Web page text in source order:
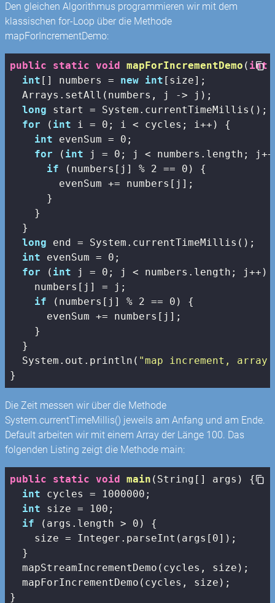
Den gleichen Algorithmus programmieren wir mit dem
klassischen for-Loop über die Methode
mapForIncrementDemo:
public static void mapForIncrementDemo ( int
int [] numbers = new int [size];
  Arrays.setAll(numbers, j -> j);
long start = System.currentTimeMillis();
for ( int i = 0 ; i < cycles; i++) {
int evenSum = 0 ;
for ( int j = 0 ; j < numbers.length;
if (numbers[j] % 2 == 0 ) {
        evenSum += numbers[j];
      }
    }
  }
long end = System.currentTimeMillis();
int evenSum = 0 ;
for ( int j = 0 ; j < numbers.length; j++)
    numbers[j] = j;
if (numbers[j] % 2 == 0 ) {
      evenSum += numbers[j];
    }
  }
  System.out.println(
"map increment,
}
Die Zeit messen wir über die Methode
System.currentTimeMillis() jeweils am Anfang und am Ende.
Default arbeiten wir mit einem Array der Länge 100. Das
folgenden Listing zeigt die Methode main:
public static void main (String[] args)
{
int cycles = 1000000 ;
int size = 100 ;
if (args.length > 0 ) {
    size = Integer.parseInt(args[
0]);
  }
  mapStreamIncrementDemo(cycles, size);
  mapForIncrementDemo(cycles, size);
}